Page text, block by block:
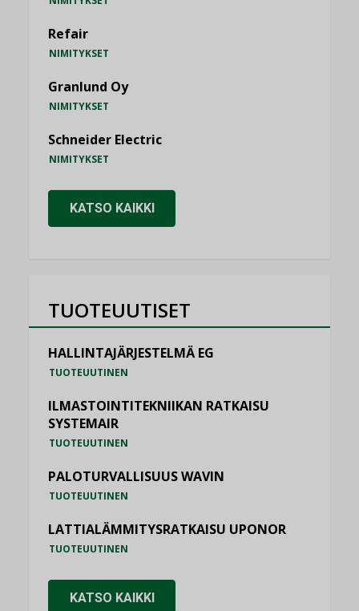
Refair
NIMITYKSET
Granlund Oy
NIMITYKSET
Schneider Electric
NIMITYKSET
KATSO KAIKKI
TUOTEUUTISET
HALLINTAJÄRJESTELMÄ EG
TUOTEUUTINEN
ILMASTOINTITEKNIIKAN RATKAISU
SYSTEMAIR
TUOTEUUTINEN
PALOTURVALLISUUS WAVIN
TUOTEUUTINEN
LATTIALÄMMITYSRATKAISU UPONOR
TUOTEUUTINEN
KATSO KAIKKI